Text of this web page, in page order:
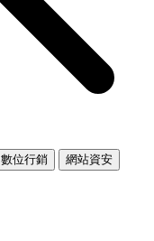
數位行銷
網站資安